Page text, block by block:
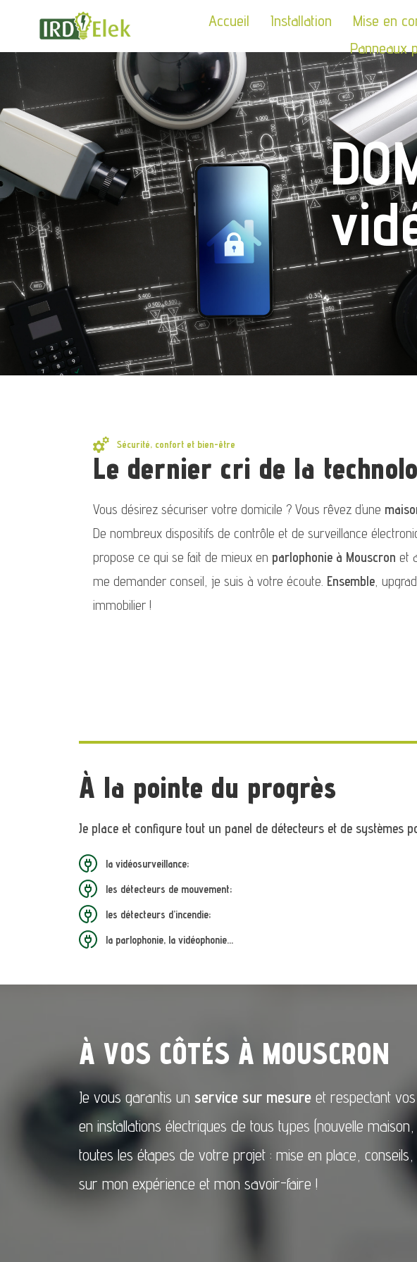
Accueil Installation Mise en
Panneaux
Sécurité, confort et bien-être
Le dernier cri de la
Vous désirez sécuriser votre domicile ? Vous rêvez d’une
De nombreux dispositifs de contrôle et de surveillance
propose ce qui se fait de mieux en parlophonie à Mouscron et
me demander conseil, je suis à votre écoute. Ensemble ,
immobilier !
À la pointe du progrès
Je place et configure tout un panel de détecteurs et de
la vidéosurveillance;
les détecteurs de mouvement;
les détecteurs d’incendie;
la parlophonie, la vidéophonie…
À VOS CÔTÉS À MOUSCRON
Je vous garantis un service sur mesure et respectant
en installations électriques de tous types (nouvelle
toutes les étapes de votre projet : mise en place,
sur mon expérience et mon savoir-faire !